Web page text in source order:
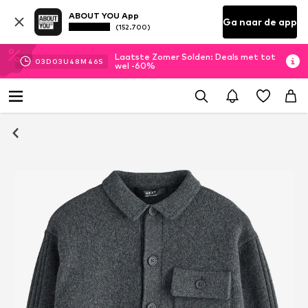
ABOUT YOU App
(152.700) Ga naar de app
03D 03U 48M 45S
Laatste Zomer Solden: Deals met tot
wel -60%